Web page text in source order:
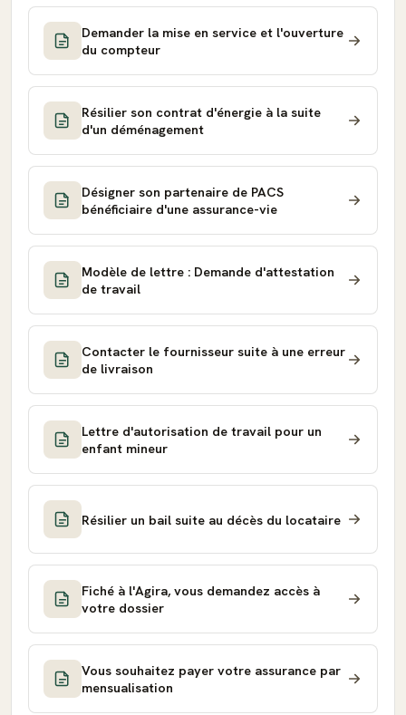
Demander la mise en service et l'ouverture
du compteur
Résilier son contrat d'énergie à la suite
d'un déménagement
Désigner son partenaire de PACS
bénéficiaire d'une assurance-vie
Modèle de lettre : Demande d'attestation
de travail
Contacter le fournisseur suite à une erreur
de livraison
Lettre d'autorisation de travail pour un
enfant mineur
Résilier un bail suite au décès du locataire
Fiché à l'Agira, vous demandez accès à
votre dossier
Vous souhaitez payer votre assurance par
mensualisation